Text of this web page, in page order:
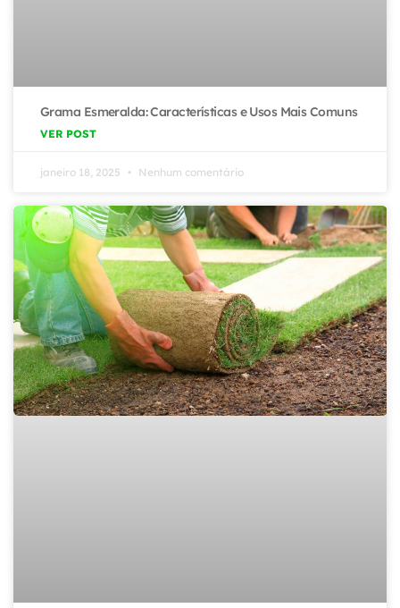
Grama Esmeralda: Características e Usos Mais Comuns
VER POST
janeiro 18, 2025 Nenhum comentário